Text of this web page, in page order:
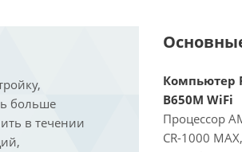
больше
в течении
Компьютер
B650M WiFi
Процессор
CR-1000